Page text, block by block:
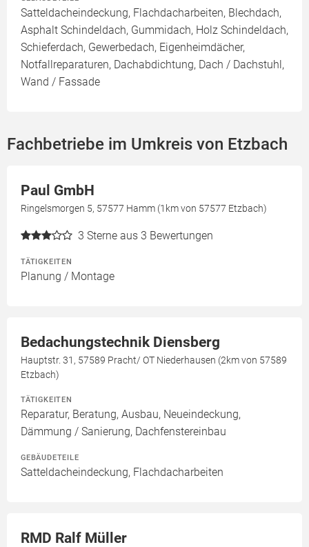
Satteldacheindeckung, Flachdacharbeiten, Blechdach,
Asphalt Schindeldach, Gummidach, Holz Schindeldach,
Schieferdach, Gewerbedach, Eigenheimdächer,
Notfallreparaturen, Dachabdichtung, Dach / Dachstuhl,
Wand / Fassade
Fachbetriebe im Umkreis von Etzbach
Paul GmbH
Ringelsmorgen 5, 57577 Hamm (1km von 57577 Etzbach)
3 Sterne aus 3 Bewertungen
TÄTIGKEITEN
Planung / Montage
Bedachungstechnik Diensberg
Hauptstr. 31, 57589 Pracht/ OT Niederhausen (2km von 57589
Etzbach)
TÄTIGKEITEN
Reparatur, Beratung, Ausbau, Neueindeckung,
Dämmung / Sanierung, Dachfenstereinbau
GEBÄUDETEILE
Satteldacheindeckung, Flachdacharbeiten
RMD Ralf Müller